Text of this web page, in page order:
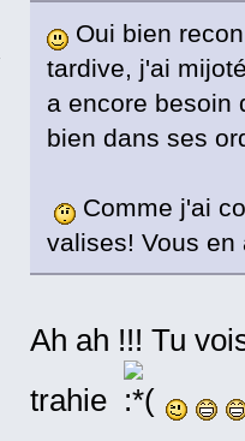
Oui bien
tardive, j'ai
a encore besoin
bien dans ses
Comme j'ai
valises! Vous
Ah ah !!! Tu
trahie